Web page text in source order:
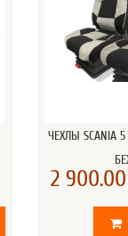
ЧЕХЛЫ SCANIA
2